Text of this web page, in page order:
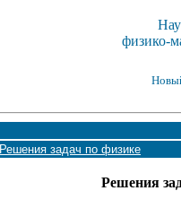
физико-
Решения задач по физике
Решения